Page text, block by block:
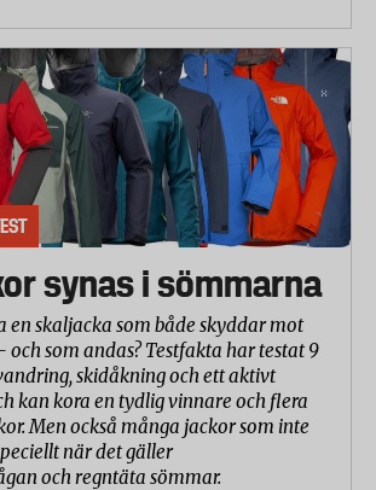
synas i sömmarna
en skaljacka som både skyddar mot
och som andas? Testfakta har testat 9
skidåkning och ett aktivt
kan kora en tydlig vinnare och flera
Men också många jackor som inte
när det gäller
och regntäta sömmar.